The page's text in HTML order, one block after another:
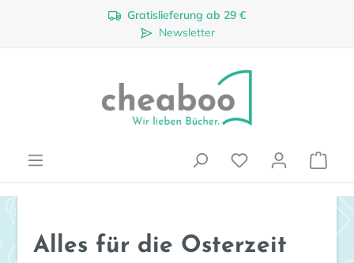
Zum Hauptinhalt springenGratislieferung ab 29 €
Newsletter
Alles für die Osterzeit